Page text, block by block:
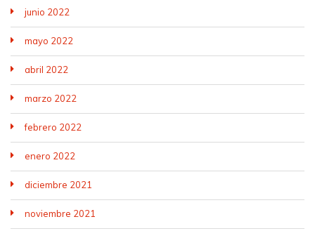
junio 2022
mayo 2022
abril 2022
marzo 2022
febrero 2022
enero 2022
diciembre 2021
noviembre 2021